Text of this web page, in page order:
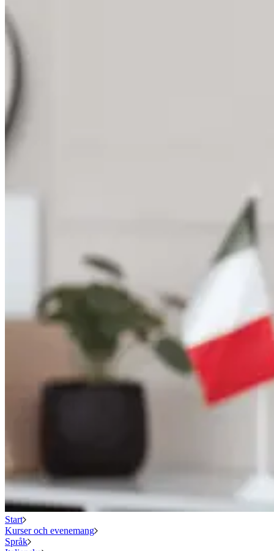
Start
Kurser och evenemang
Språk